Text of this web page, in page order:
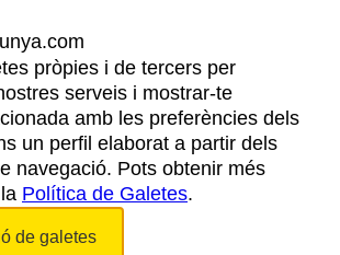
AVÍS LEGAL
POLÍTICA DE PRIVACITAT
COOKIES
ACCESSIBILITAT
pròpies i de tercers per
serveis i mostrar-te
amb les preferències dels
un perfil elaborat a partir dels
navegació. Pots obtenir més
Política de Galetes.
de galetes